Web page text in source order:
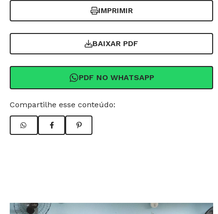
IMPRIMIR
BAIXAR PDF
PDF NO WHATSAPP
Compartilhe esse conteúdo: